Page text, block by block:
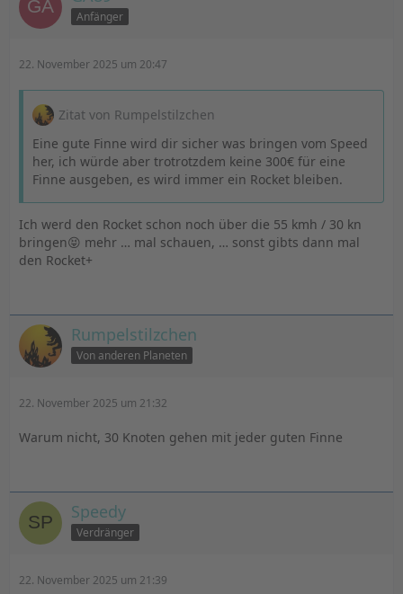
Anfänger
22. November 2025 um 20:47
Zitat von Rumpelstilzchen
Eine gute Finne wird dir sicher was bringen vom Speed
her, ich würde aber trotrotzdem keine 300€ für eine
Finne ausgeben, es wird immer ein Rocket bleiben.
Ich werd den Rocket schon noch über die 55 kmh / 30 kn
bringen😝 mehr … mal schauen, … sonst gibts dann mal
den Rocket+
Rumpelstilzchen
Von anderen Planeten
22. November 2025 um 21:32
Warum nicht, 30 Knoten gehen mit jeder guten Finne
Speedy
Verdränger
22. November 2025 um 21:39